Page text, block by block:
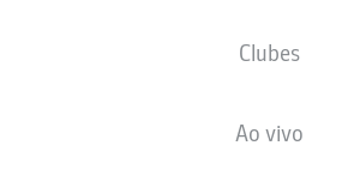
Clubes
Ao vivo